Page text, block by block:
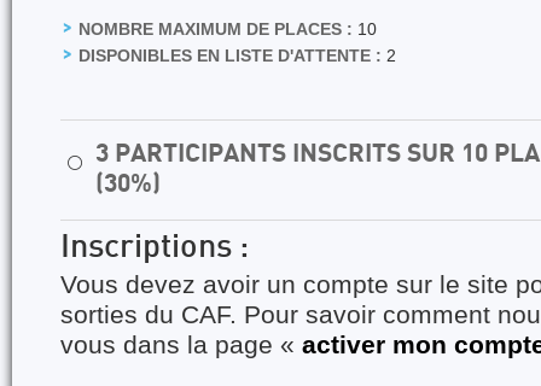
NOMBRE MAXIMUM DE PLACES : 10
DISPONIBLES EN LISTE D'ATTENTE : 2
⚪
3 PARTICIPANTS INSCRITS SUR 10
(30%)
Inscriptions :
Vous devez avoir un compte sur le site
sorties du CAF. Pour savoir comment
vous dans la page « activer mon